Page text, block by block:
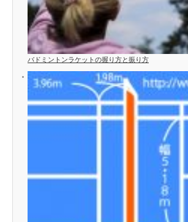
バドミントンラケットの握り方と振り方